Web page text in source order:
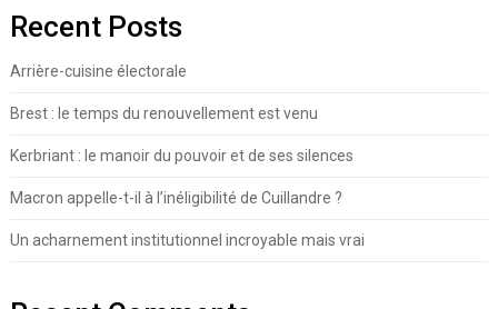
Recent Posts
Arrière-cuisine électorale
Brest : le temps du renouvellement est venu
Kerbriant : le manoir du pouvoir et de ses silences
Macron appelle-t-il à l’inéligibilité de Cuillandre ?
Un acharnement institutionnel incroyable mais vrai